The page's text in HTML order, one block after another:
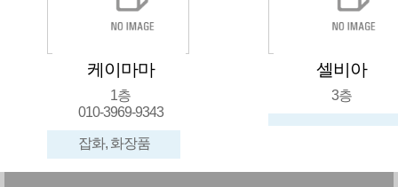
케이마마
1층
010-3969-9343
잡화, 화장품
셀비아
3층